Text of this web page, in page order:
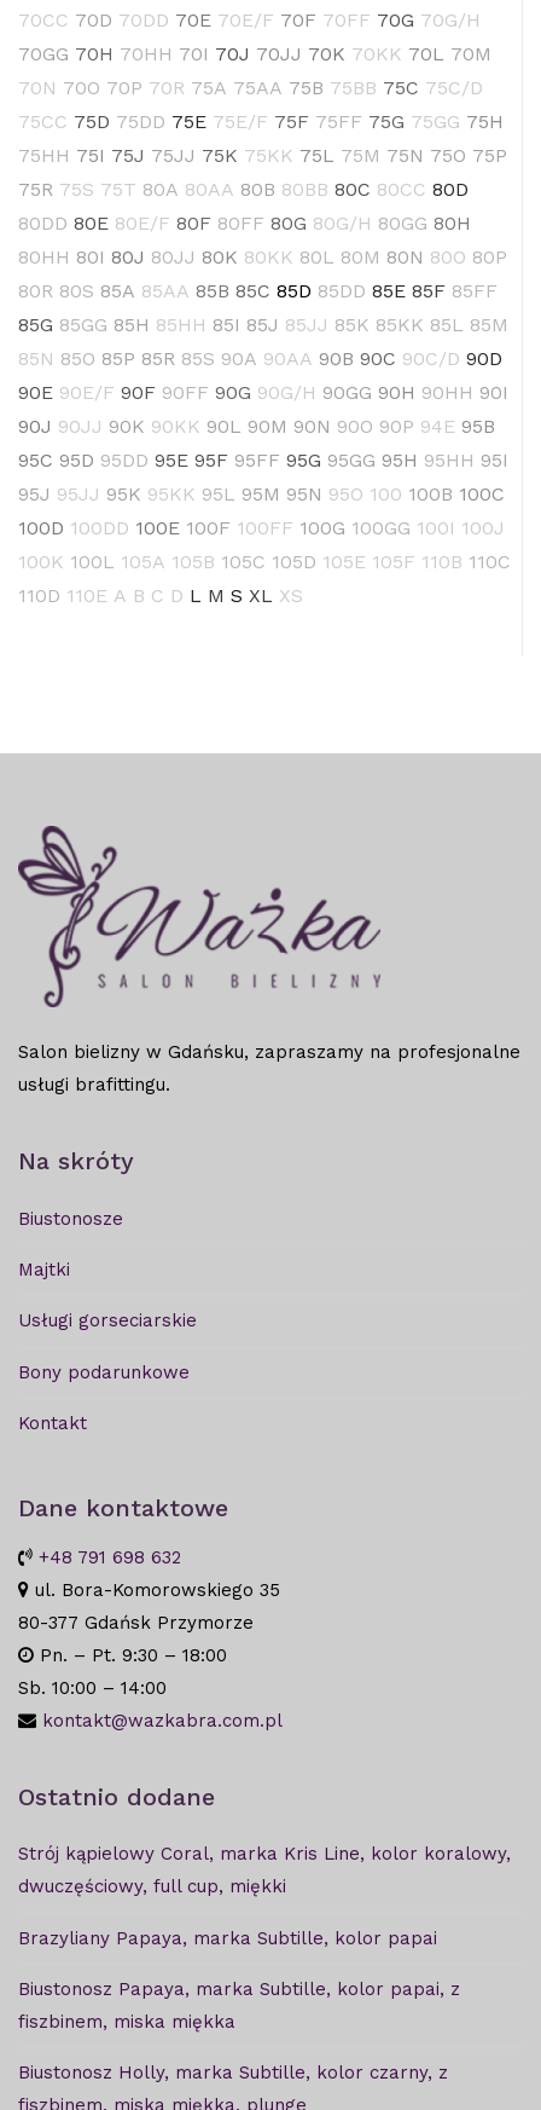
70CC 70D 70DD 70E 70E/F 70F 70FF 70G 70G/H
70GG 70H 70HH 70I 70J 70JJ 70K 70KK 70L 70M
70N 70O 70P 70R 75A 75AA 75B 75BB 75C 75C/D
75CC 75D 75DD 75E 75E/F 75F 75FF 75G 75GG 75H
75HH 75I 75J 75JJ 75K 75KK 75L 75M 75N 75O 75P
75R 75S 75T 80A 80AA 80B 80BB 80C 80CC 80D
80DD 80E 80E/F 80F 80FF 80G 80G/H 80GG 80H
80HH 80I 80J 80JJ 80K 80KK 80L 80M 80N 80O 80P
80R 80S 85A 85AA 85B 85C 85D 85DD 85E 85F 85FF
85G 85GG 85H 85HH 85I 85J 85JJ 85K 85KK 85L 85M
85N 85O 85P 85R 85S 90A 90AA 90B 90C 90C/D 90D
90E 90E/F 90F 90FF 90G 90G/H 90GG 90H 90HH 90I
90J 90JJ 90K 90KK 90L 90M 90N 90O 90P 94E 95B
95C 95D 95DD 95E 95F 95FF 95G 95GG 95H 95HH 95I
95J 95JJ 95K 95KK 95L 95M 95N 95O 100 100B 100C
100D 100DD 100E 100F 100FF 100G 100GG 100I 100J
100K 100L 105A 105B 105C 105D 105E 105F 110B 110C
110D 110E A B C D L M S XL XS
Salon bielizny w Gdańsku, zapraszamy na profesjonalne
usługi brafittingu.
Na skróty
Biustonosze
Majtki
Usługi gorseciarskie
Bony podarunkowe
Kontakt
Dane kontaktowe
+48 791 698 632
ul. Bora-Komorowskiego 35
80-377 Gdańsk Przymorze
Pn. – Pt. 9:30 – 18:00
Sb. 10:00 – 14:00
kontakt@wazkabra.com.pl
Ostatnio dodane
Strój kąpielowy Coral, marka Kris Line, kolor koralowy,
dwuczęściowy, full cup, miękki
Brazyliany Papaya, marka Subtille, kolor papai
Biustonosz Papaya, marka Subtille, kolor papai, z
fiszbinem, miska miękka
Biustonosz Holly, marka Subtille, kolor czarny, z